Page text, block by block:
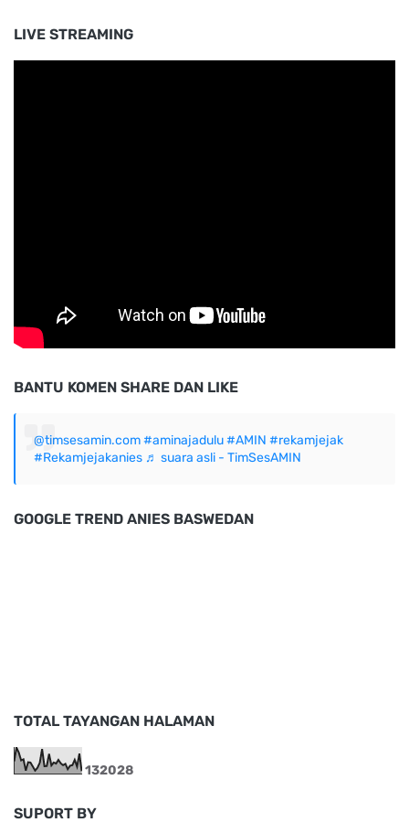
LIVE STREAMING
BANTU KOMEN SHARE DAN LIKE
@timsesamin.com#aminajadulu#AMIN #rekamjejak
#Rekamjejakanies ♬ suara asli - TimSesAMIN
GOOGLE TREND ANIES BASWEDAN
TOTAL TAYANGAN HALAMAN
132028
SUPORT BY